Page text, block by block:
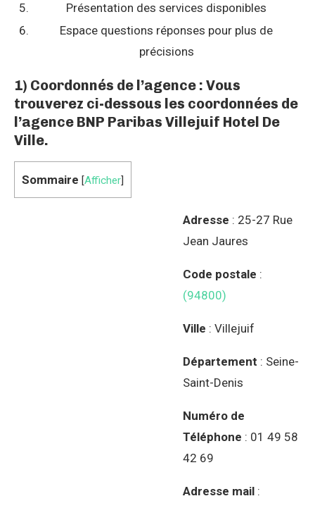
Présentation des services disponibles
Espace questions réponses pour plus de
précisions
1) Coordonnés de l’agence : Vous
trouverez ci-dessous les coordonnées de
l’agence BNP Paribas Villejuif Hotel De
Ville.
Sommaire [Afficher]
Adresse : 25-27 Rue
Jean Jaures
Code postale :
(94800)
Ville : Villejuif
Département : Seine-
Saint-Denis
Numéro de
Téléphone : 01 49 58
42 69
Adresse mail :